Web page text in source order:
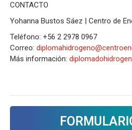
CONTACTO
Yohanna Bustos Sáez | Centro de
Teléfono: +56 2 2978 0967
Correo:
Más información: